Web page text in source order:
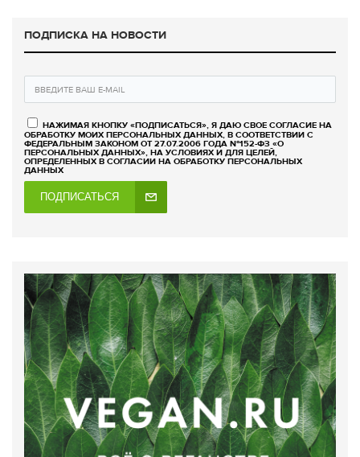
ПОДПИСКА НА НОВОСТИ
НАЖИМАЯ КНОПКУ «ПОДПИСАТЬСЯ», Я ДАЮ СВОЕ СОГЛАСИЕ НА
ОБРАБОТКУ МОИХ ПЕРСОНАЛЬНЫХ ДАННЫХ, В СООТВЕТСТВИИ С
ФЕДЕРАЛЬНЫМ ЗАКОНОМ ОТ 27.07.2006 ГОДА №152-ФЗ «О
ПЕРСОНАЛЬНЫХ ДАННЫХ», НА УСЛОВИЯХ И ДЛЯ ЦЕЛЕЙ,
ОПРЕДЕЛЕННЫХ В СОГЛАСИИ НА ОБРАБОТКУ ПЕРСОНАЛЬНЫХ
ДАННЫХ
ПОДПИСАТЬСЯ